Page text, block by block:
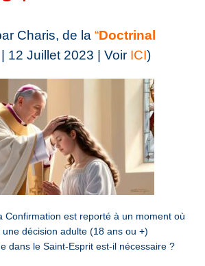
Charis, de la “Doctrinal
| 12 Juillet 2023 | Voir ICI)
Confirmation est reporté à un moment où
décision adulte (18 ans ou +)
dans le Saint-Esprit est-il nécessaire ?